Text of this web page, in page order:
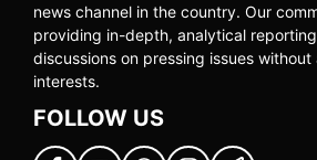
news channel in the country. Our
providing in-depth, analytical
discussions on pressing issues
interests.
FOLLOW US